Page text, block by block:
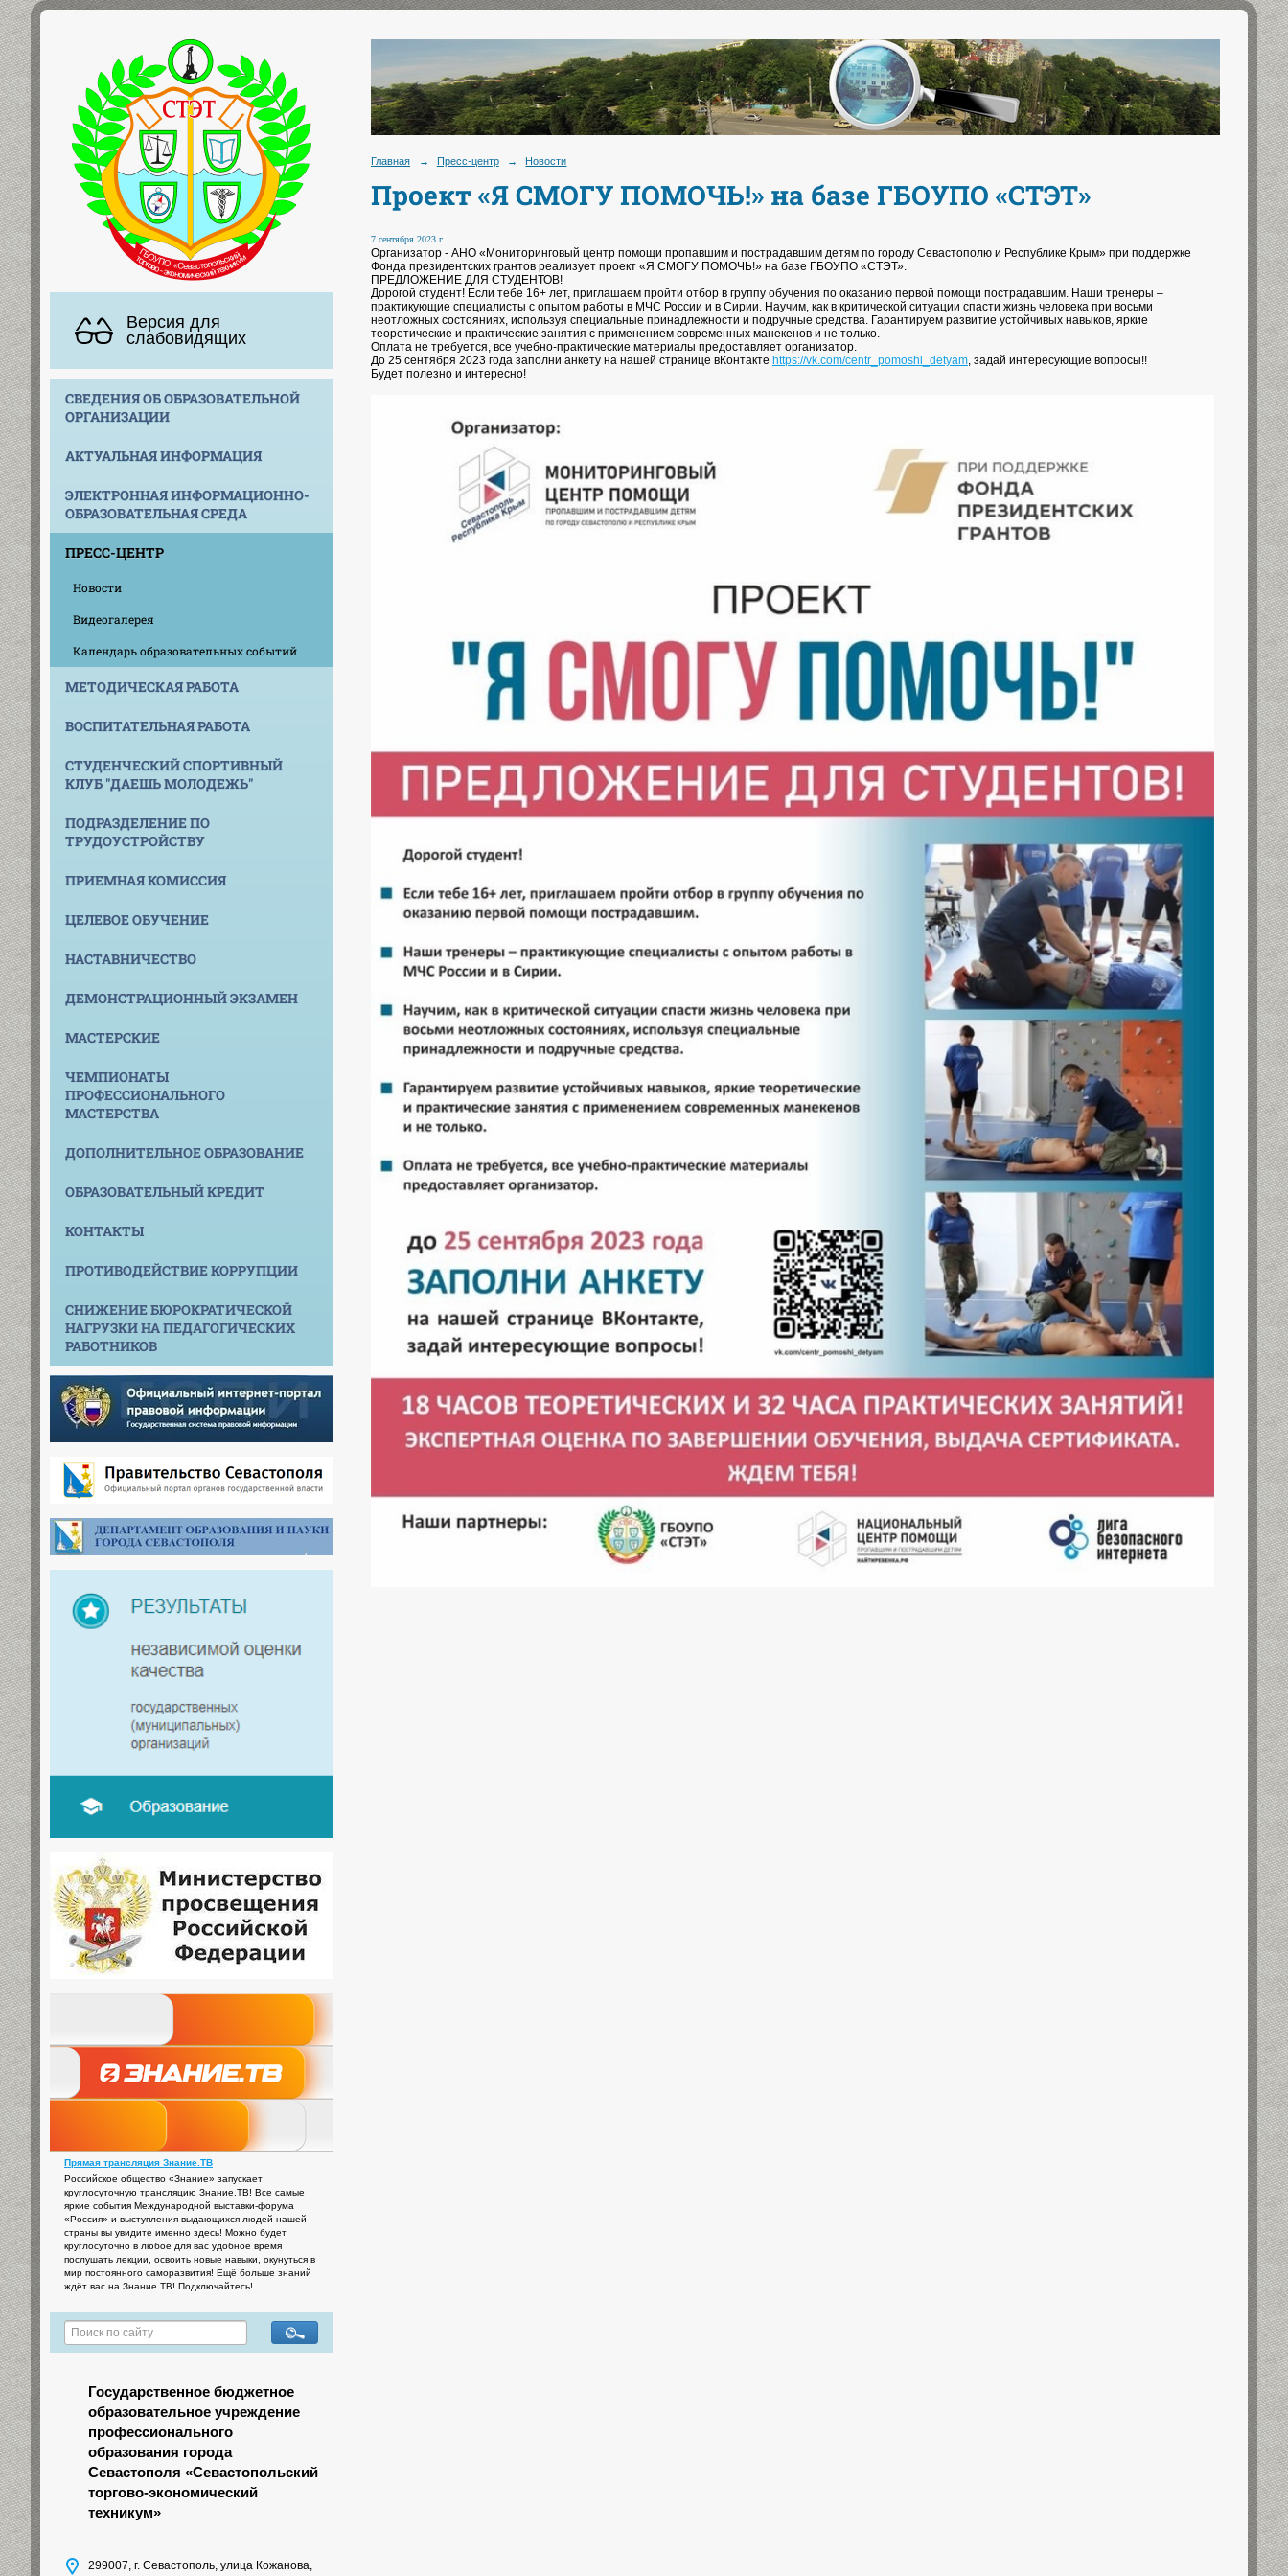
Версия для
слабовидящих
СВЕДЕНИЯ ОБ ОБРАЗОВАТЕЛЬНОЙ
ОРГАНИЗАЦИИ
АКТУАЛЬНАЯ ИНФОРМАЦИЯ
ЭЛЕКТРОННАЯ ИНФОРМАЦИОННО-
ОБРАЗОВАТЕЛЬНАЯ СРЕДА
ПРЕСС-ЦЕНТР
Новости
Видеогалерея
Календарь образовательных событий
МЕТОДИЧЕСКАЯ РАБОТА
ВОСПИТАТЕЛЬНАЯ РАБОТА
СТУДЕНЧЕСКИЙ СПОРТИВНЫЙ
КЛУБ "ДАЕШЬ МОЛОДЕЖЬ"
ПОДРАЗДЕЛЕНИЕ ПО
ТРУДОУСТРОЙСТВУ
ПРИЕМНАЯ КОМИССИЯ
ЦЕЛЕВОЕ ОБУЧЕНИЕ
НАСТАВНИЧЕСТВО
ДЕМОНСТРАЦИОННЫЙ ЭКЗАМЕН
МАСТЕРСКИЕ
ЧЕМПИОНАТЫ
ПРОФЕССИОНАЛЬНОГО
МАСТЕРСТВА
ДОПОЛНИТЕЛЬНОЕ ОБРАЗОВАНИЕ
ОБРАЗОВАТЕЛЬНЫЙ КРЕДИТ
КОНТАКТЫ
ПРОТИВОДЕЙСТВИЕ КОРРУПЦИИ
СНИЖЕНИЕ БЮРОКРАТИЧЕСКОЙ
НАГРУЗКИ НА ПЕДАГОГИЧЕСКИХ
РАБОТНИКОВ
Прямая трансляция Знание.ТВ
Российское общество «Знание» запускает
круглосуточную трансляцию Знание.ТВ! Все самые
яркие события Международной выставки-форума
«Россия» и выступления выдающихся людей нашей
страны вы увидите именно здесь! Можно будет
круглосуточно в любое для вас удобное время
послушать лекции, освоить новые навыки, окунуться в
мир постоянного саморазвития! Ещё больше знаний
ждёт вас на Знание.ТВ! Подключайтесь!
Государственное бюджетное
образовательное учреждение
профессионального
образования города
Севастополя «Севастопольский
торгово-экономический
техникум»
299007, г. Севастополь, улица Кожанова,
Главная → Пресс-центр → Новости
Проект «Я СМОГУ ПОМОЧЬ!» на базе ГБОУПО «СТЭТ»
7 сентября 2023 г.
Организатор - АНО «Мониторинговый центр помощи пропавшим и пострадавшим детям по городу Севастополю и Республике Крым» при поддержке
Фонда президентских грантов реализует проект «Я СМОГУ ПОМОЧЬ!» на базе ГБОУПО «СТЭТ».
ПРЕДЛОЖЕНИЕ ДЛЯ СТУДЕНТОВ!
Дорогой студент! Если тебе 16+ лет, приглашаем пройти отбор в группу обучения по оказанию первой помощи пострадавшим. Наши тренеры –
практикующие специалисты с опытом работы в МЧС России и в Сирии. Научим, как в критической ситуации спасти жизнь человека при восьми
неотложных состояниях, используя специальные принадлежности и подручные средства. Гарантируем развитие устойчивых навыков, яркие
теоретические и практические занятия с применением современных манекенов и не только.
Оплата не требуется, все учебно-практические материалы предоставляет организатор.
До 25 сентября 2023 года заполни анкету на нашей странице вКонтакте https://vk.com/centr_pomoshi_detyam , задай интересующие вопросы!!
Будет полезно и интересно!